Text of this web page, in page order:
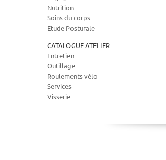
Nutrition
Soins du corps
Etude Posturale
CATALOGUE ATELIER
Entretien
Outillage
Roulements vélo
Services
Visserie